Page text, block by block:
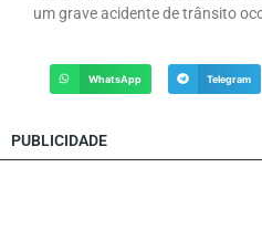
um grave acidente de trânsito
WhatsApp Telegram
PUBLICIDADE